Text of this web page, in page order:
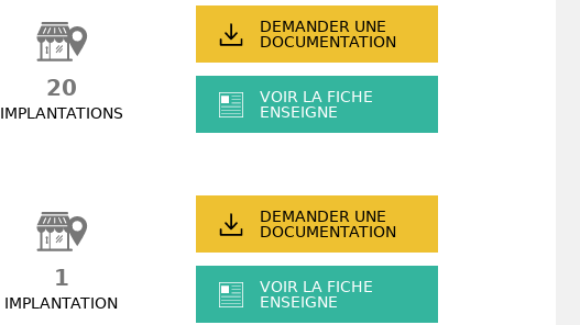
20
IMPLANTATIONS
DEMANDER UNE
DOCUMENTATION
VOIR LA FICHE
ENSEIGNE
1
IMPLANTATION
DEMANDER UNE
DOCUMENTATION
VOIR LA FICHE
ENSEIGNE